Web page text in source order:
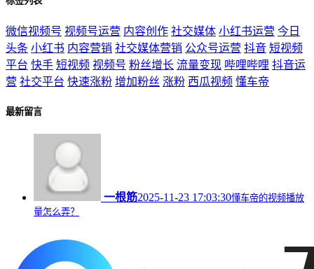
微信视频号 视频号运营 内容创作 社交媒体 小红书运营 今日
头条 小红书 内容营销 社交媒体营销 公众号运营 抖音 短视频
平台 快手 短视频 视频号 粉丝增长 流量变现 哔哩哔哩 抖音运
营 社交平台 快速涨粉 增加粉丝 涨粉 西瓜视频 懂车帝
最新留言
一根筋2025-11-23 17:03:30懂车帝的视频播放
量怎么弄？